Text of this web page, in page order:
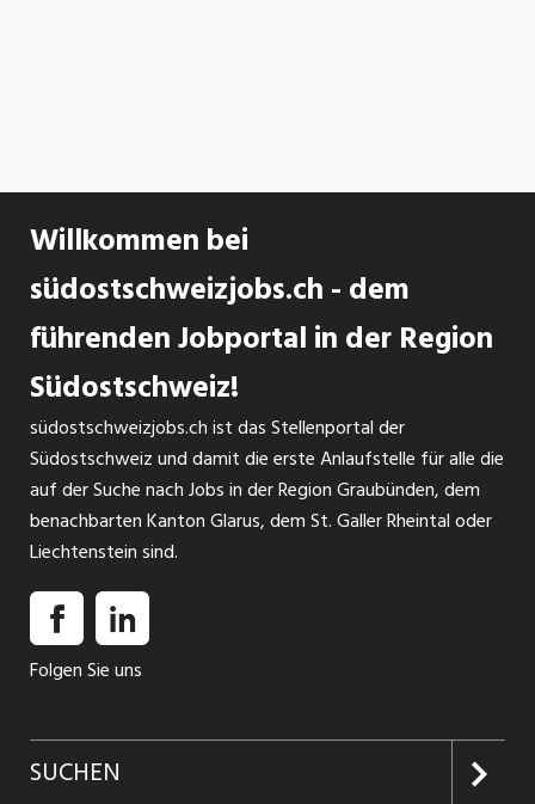
Willkommen bei
südostschweizjobs.ch - dem
führenden Jobportal in der Region
Südostschweiz!
südostschweizjobs.ch ist das Stellenportal der
Südostschweiz und damit die erste Anlaufstelle für alle die
auf der Suche nach Jobs in der Region Graubünden, dem
benachbarten Kanton Glarus, dem St. Galler Rheintal oder
Liechtenstein sind.
Folgen Sie uns
SUCHEN